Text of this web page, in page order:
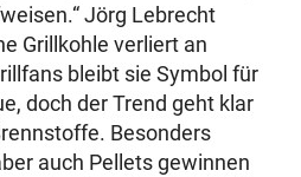
Jörg Lebrecht
Grillkohle verliert an
bleibt sie Symbol für
doch der Trend geht klar
Besonders
auch Pellets gewinnen